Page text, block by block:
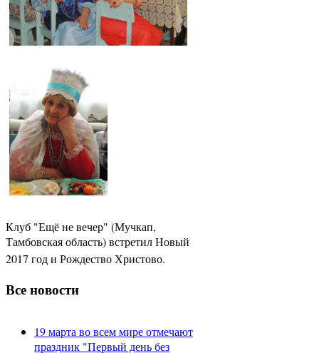
Клуб "Ещё не вечер" (Мучкап,
Тамбовская область) встретил Новый
2017 год и Рождество Христово.
Все новости
19 марта во всем мире отмечают
праздник "Первый день без